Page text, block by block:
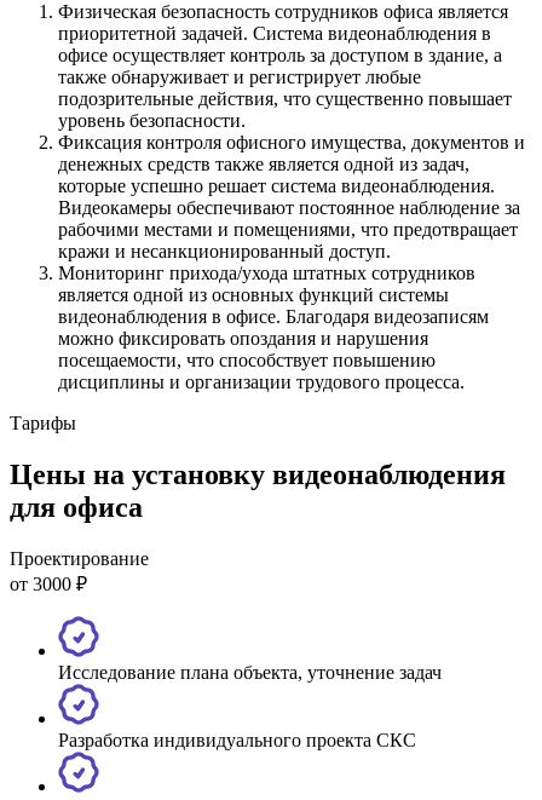
Физическая безопасность сотрудников офиса является
приоритетной задачей. Система видеонаблюдения в
офисе осуществляет контроль за доступом в здание, а
также обнаруживает и регистрирует любые
подозрительные действия, что существенно повышает
уровень безопасности.
Фиксация контроля офисного имущества, документов и
денежных средств также является одной из задач,
которые успешно решает система видеонаблюдения.
Видеокамеры обеспечивают постоянное наблюдение за
рабочими местами и помещениями, что предотвращает
кражи и несанкционированный доступ.
Мониторинг прихода/ухода штатных сотрудников
является одной из основных функций системы
видеонаблюдения в офисе. Благодаря видеозаписям
можно фиксировать опоздания и нарушения
посещаемости, что способствует повышению
дисциплины и организации трудового процесса.
Тарифы
Цены на установку видеонаблюдения
для офиса
Проектирование
от 3000 ₽
Исследование плана объекта, уточнение задач
Разработка индивидуального проекта СКС